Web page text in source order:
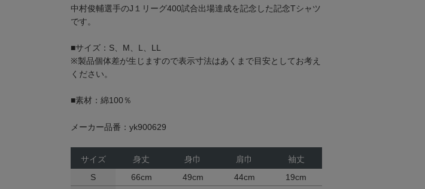
中村俊輔選手のJ１リーグ400試合出場達成を記念した記念Tシャツ
です。
■サイズ：S、M、L、LL
※製品個体差が生じますので表示寸法はあくまで目安としてお考え
ください。
■素材：綿100％
メーカー品番：yk900629
サイズ 身丈 身巾 肩巾
袖丈
S
66cm 49cm 44cm
19cm